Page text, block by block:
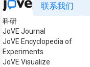
联系我们
科研
JoVE Journal
JoVE Encyclopedia of
Experiments
JoVE Visualize